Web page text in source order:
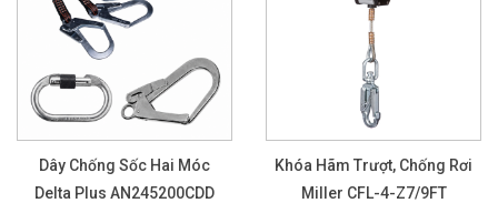
Dây Chống Sốc Hai Móc
Delta Plus AN245200CDD
Khóa Hãm Trượt, Chống Rơi
Miller CFL-4-Z7/9FT